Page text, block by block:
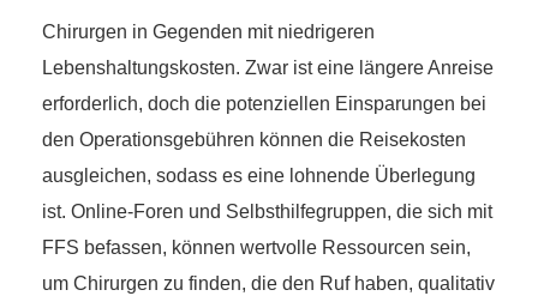
Chirurgen in Gegenden mit niedrigeren
Lebenshaltungskosten. Zwar ist eine längere Anreise
erforderlich, doch die potenziellen Einsparungen bei
den Operationsgebühren können die Reisekosten
ausgleichen, sodass es eine lohnende Überlegung
ist. Online-Foren und Selbsthilfegruppen, die sich mit
FFS befassen, können wertvolle Ressourcen sein,
um Chirurgen zu finden, die den Ruf haben, qualitativ